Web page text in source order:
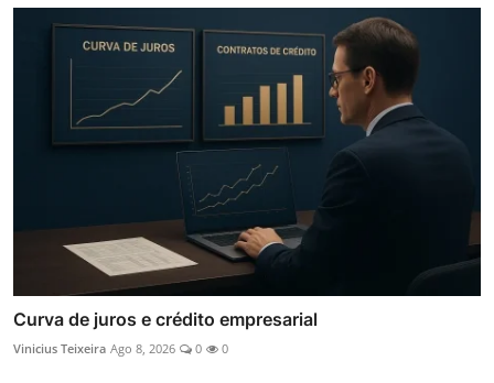
Curva de juros e crédito empresarial
Vinicius Teixeira Ago 8, 2026 0 0